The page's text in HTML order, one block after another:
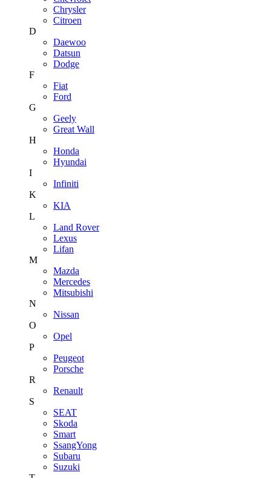
Chrysler
Citroen
D
Daewoo
Datsun
Dodge
F
Fiat
Ford
G
Geely
Great Wall
H
Honda
Hyundai
I
Infiniti
K
KIA
L
Land Rover
Lexus
Lifan
M
Mazda
Mercedes
Mitsubishi
N
Nissan
O
Opel
P
Peugeot
Porsche
R
Renault
S
SEAT
Skoda
Smart
SsangYong
Subaru
Suzuki